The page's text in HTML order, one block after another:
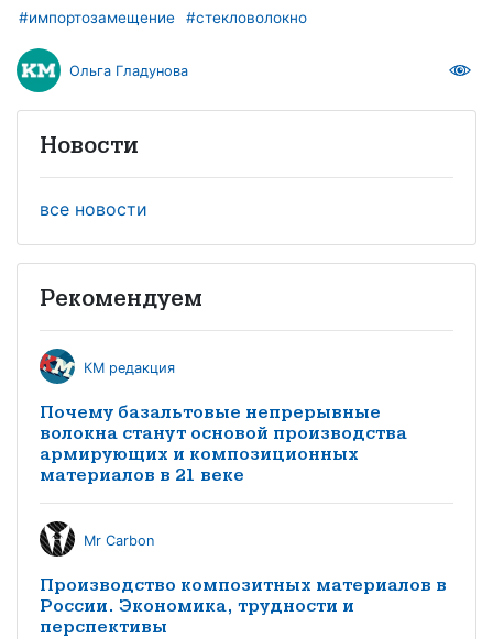
#импортозамещение
#стекловолокно
Ольга Гладунова
Новости
все новости
Рекомендуем
КМ редакция
Почему базальтовые непрерывные
волокна станут основой производства
армирующих и композиционных
материалов в 21 веке
Mr Carbon
Производство композитных материалов в
России. Экономика, трудности и
перспективы